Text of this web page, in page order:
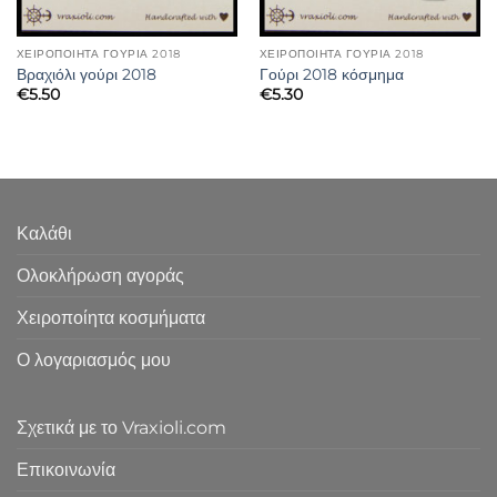
ΧΕΙΡΟΠΟΊΗΤΑ ΓΟΎΡΙΑ 2018
Βραχιόλι γούρι 2018
€5.50
ΧΕΙΡΟΠΟΊΗΤΑ ΓΟΎΡΙΑ 2018
Γούρι 2018 κόσμημα
€5.30
Καλάθι
Ολοκλήρωση αγοράς
Χειροποίητα κοσμήματα
Ο λογαριασμός μου
Σχετικά με το Vraxioli.com
Επικοινωνία